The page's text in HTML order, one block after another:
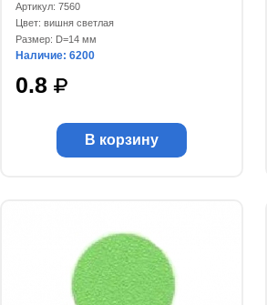
Артикул: 7560
Цвет: вишня светлая
Размер: D=14 мм
Наличие: 6200
0.8
В корзину